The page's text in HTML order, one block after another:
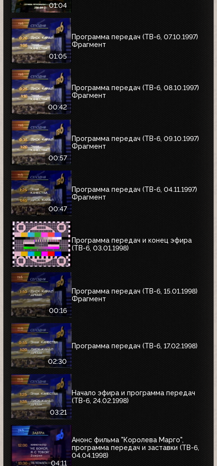
01:04
01:05
Программа передач (ТВ-6, 07.10.1997)
Фрагмент
00:42
Программа передач (ТВ-6, 08.10.1997)
Фрагмент
00:57
Программа передач (ТВ-6, 09.10.1997)
Фрагмент
00:47
Программа передач (ТВ-6, 04.11.1997)
Фрагмент
Программа передач и конец эфира
(ТВ-6, 03.01.1998)
00:16
Программа передач (ТВ-6, 15.01.1998)
Фрагмент
02:30
Программа передач (ТВ-6, 17.02.1998)
03:21
Начало эфира и программа передач
(ТВ-6, 24.02.1998)
04:11
Анонс фильма "Королева Марго",
программа передач и заставки (ТВ-6,
04.04.1998)